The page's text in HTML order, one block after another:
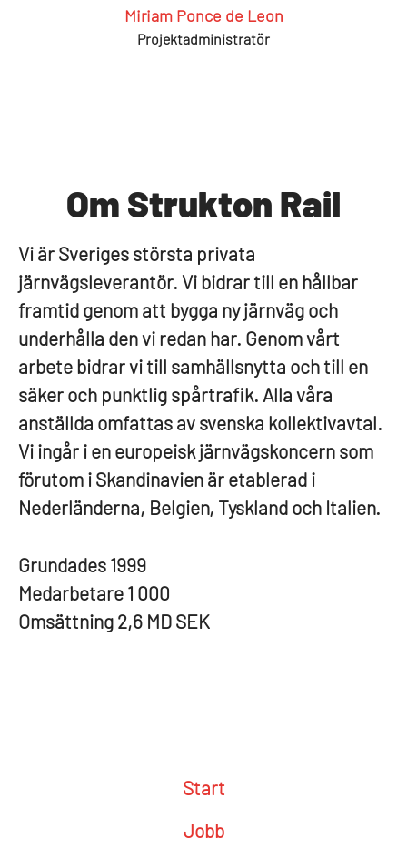
Miriam Ponce de Leon
Projektadministratör
Om Strukton Rail
Vi är Sveriges största privata
järnvägsleverantör. Vi bidrar till en hållbar
framtid genom att bygga ny järnväg och
underhålla den vi redan har. Genom vårt
arbete bidrar vi till samhällsnytta och till en
säker och punktlig spårtrafik. Alla våra
anställda omfattas av svenska kollektivavtal.
Vi ingår i en europeisk järnvägskoncern som
förutom i Skandinavien är etablerad i
Nederländerna, Belgien, Tyskland och Italien.
Grundades 1999
Medarbetare 1 000
Omsättning 2,6 MD SEK
Start
Jobb